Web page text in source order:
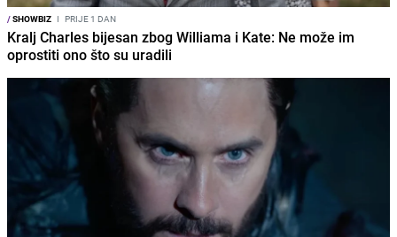
/SHOWBIZ I PRIJE 1 DAN
Kralj Charles bijesan zbog Williama i Kate: Ne može im
oprostiti ono što su uradili